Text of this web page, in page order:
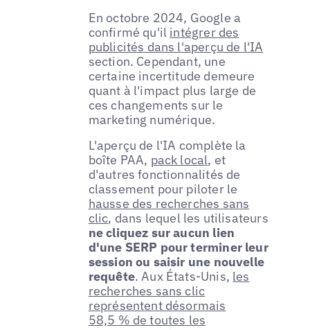
En octobre 2024, Google a
confirmé qu'il intégrer des
publicités dans l'aperçu de l'IA
section. Cependant, une
certaine incertitude demeure
quant à l'impact plus large de
ces changements sur le
marketing numérique.
L'aperçu de l'IA complète la
boîte PAA, pack local, et
d'autres fonctionnalités de
classement pour piloter le
hausse des recherches sans
clic, dans lequel les utilisateurs
ne cliquez sur aucun lien
d'une SERP pour terminer leur
session ou saisir une nouvelle
requête. Aux États-Unis, les
recherches sans clic
représentent désormais
58,5 % de toutes les